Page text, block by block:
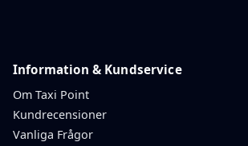
Information & Kundservice
Om Taxi Point
Kundrecensioner
Vanliga Frågor